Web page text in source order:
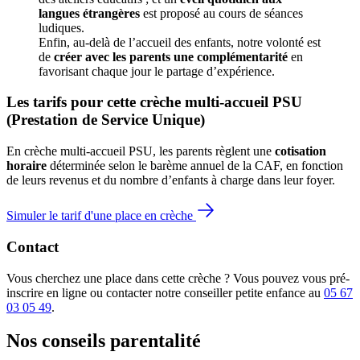
langues étrangères est proposé au cours de séances
ludiques.
Enfin, au-delà de l’accueil des enfants, notre volonté est
de créer avec les parents une complémentarité en
favorisant chaque jour le partage d’expérience.
Les tarifs pour cette crèche multi-accueil PSU
(Prestation de Service Unique)
En crèche multi-accueil PSU, les parents règlent une cotisation
horaire déterminée selon le barème annuel de la CAF, en fonction
de leurs revenus et du nombre d’enfants à charge dans leur foyer.
Simuler le tarif d'une place en crèche
Contact
Vous cherchez une place dans cette crèche ? Vous pouvez vous pré-
inscrire en ligne ou contacter notre conseiller petite enfance au 05 67
03 05 49.
Nos conseils parentalité